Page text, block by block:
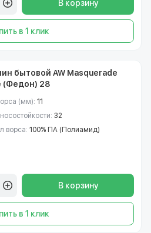
В корзину
в 1 клик
бытовой AW Masquerade
(Федон) 28
(мм): 11
32
ворса: 100% ПА (Полиамид)
В корзину
в 1 клик